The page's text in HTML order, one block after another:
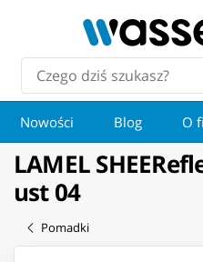
Nowości Blog O
LAMEL
ust 04
Pomadki